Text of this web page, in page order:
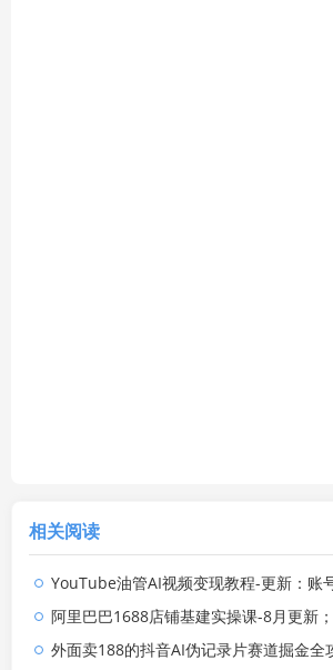
相关阅读
YouTube油管AI视频变现教程-更新：账号搭建×AI成片×去重限流解决方案
阿里巴巴1688店铺基建实操课-8月更新；工作台下载到旺铺装修客服分流
外面卖188的抖音AI伪记录片赛道掘金全攻略-更新；从选题到发布十一大环节拆